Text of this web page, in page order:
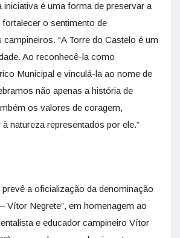
iniciativa é uma forma de preservar a
o sentimento de
“A Torre do Castelo é um
Ao reconhecê-la como
Municipal e vinculá-la ao nome de
não apenas a história de
os valores de coragem,
natureza representados por ele.”
a oficialização da denominação
Vítor Negrete”, em homenagem ao
e educador campineiro Vítor